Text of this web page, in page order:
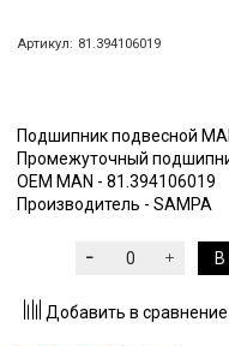
Артикул: 81.394106019
Подшипник подвесной
Промежуточный
OEM MAN - 81.394106019
Производитель - SAMPA
Добавить в сравнение